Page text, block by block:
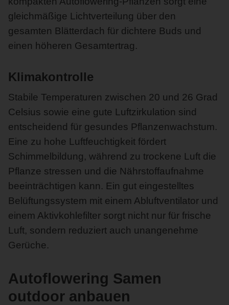
gleichmäßige Lichtverteilung über den
gesamten Blätterdach für dichtere Buds und
einen höheren Gesamtertrag.
Klimakontrolle
Stabile Temperaturen zwischen 20 und 26 Grad
Celsius sowie eine gute Luftzirkulation sind
entscheidend für gesundes Pflanzenwachstum.
Eine zu hohe Luftfeuchtigkeit fördert
Schimmelbildung, während zu trockene Luft die
Pflanze stressen und die Nährstoffaufnahme
beeinträchtigen kann. Ein gut eingestelltes
Belüftungssystem mit einem Abluftventilator und
einem Aktivkohlefilter sorgt nicht nur für frische
Luft, sondern reduziert auch unangenehme
Gerüche.
Autoflowering Samen
outdoor anbauen